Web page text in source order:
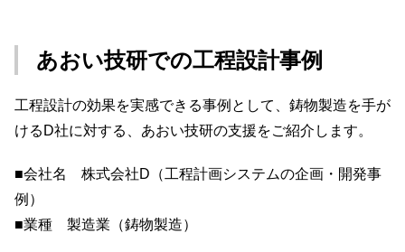
あおい技研での工程設計事例
工程設計の効果を実感できる事例として、鋳物製造を手が
けるD社に対する、あおい技研の支援をご紹介します。
■会社名 株式会社D（工程計画システムの企画・開発事
例）
■業種 製造業（鋳物製造）